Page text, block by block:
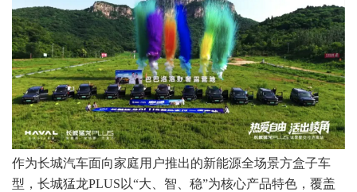
作为长城汽车面向家庭用户推出的新能源全场景方盒子车
型，长城猛龙PLUS以“大、智、稳”为核心产品特色，覆盖